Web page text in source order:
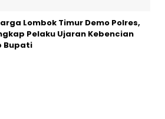
Lombok Timur Demo Polres,
Pelaku Ujaran Kebencian
Bupati